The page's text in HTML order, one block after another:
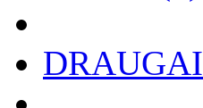
DRAUGAI